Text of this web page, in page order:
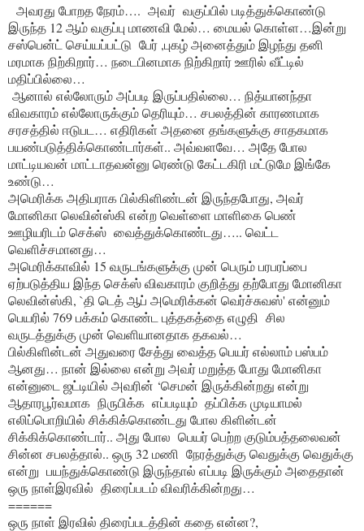
அவரது போறத நேரம்…. அவர் வகுப்பில் படித்துக்கொண்டு
இருந்த 12 ஆம் வகுப்பு மாணவி மேல்… மையல் கொள்ள…இன்று
சஸ்பென்ட் செய்யப்பட்டு பேர் ,புகழ் அனைத்தும் இழந்து தனி
மரமாக நிற்கிறார்… நடைபினமாக நிற்கிறார் ஊரில் வீட்டில்
மதிப்பில்லை…
ஆனால் எல்லோரும் அப்படி இருப்பதில்லை… நித்யானந்தா
விவகாரம் எல்லோருக்கும் தெரியும்… சபலத்தின் காரணமாக
சரசத்தில் ஈடுபட… எதிரிகள் அதனை தங்களுக்கு சாதகமாக
பயண்படுத்திக்கொண்டார்கள்.. அவ்வளவே… அதே போல
மாட்டியவன் மாட்டாதவன்னு ரெண்டு கேட்டகிரி மட்டுமே இங்கே
உண்டு…
அமெரிக்க அதிபராக பில்கிளிண்டன் இருந்தபோது, அவர்
மோனிகா லெவின்ஸ்கி என்ற வெள்ளை மாளிகை பெண்
ஊழியரிடம் செக்ஸ் வைத்துக்கொண்டது….. வெட்ட
வெளிச்சமானது…
அமெரிக்காவில் 15 வருடங்களுக்கு முன் பெரும் பரபரப்பை
ஏற்படுத்திய இந்த செக்ஸ் விவகாரம் குறித்து தற்போது மோனிகா
லெவின்ஸ்கி, `தி டெத் ஆப் அமெரிக்கன் வெர்ச்சுவஸ்' என்னும்
பெயரில் 769 பக்கம் கொண்ட புத்தகத்தை எழுதி சில
வருடத்துக்கு முன் வெளியானதாக தகவல்…
பில்கிளின்டன் அதுவரை சேத்து வைத்த பெயர் எல்லாம் பஸ்பம்
ஆனது… நான் இல்லை என்று அவர் மறுத்த போது மோனிகா
என்னுடை ஜட்டியில் அவரின் ‘செமன் இருக்கின்றது என்று
ஆதாரபூர்வமாக நிருபிக்க எப்படியும் தப்பிக்க முடியாமல்
எலிப்பொறியில் சிக்கிக்கொண்டது போல கிளின்டன்
சிக்கிக்கொண்டார்.. அது போல பெயர் பெற்ற குடும்பத்தலைவன்
சின்ன சபலத்தால்.. ஒரு 32 மணி நேரத்துக்கு வெதுக்கு வெதுக்கு
என்று பயந்துக்கொண்டு இருந்தால் எப்படி இருக்கும் அதைதான்
ஒரு நாள்இரவில் திரைப்படம் விவரிக்கின்றது…
======
ஒரு நாள் இரவில் திரைப்படத்தின் கதை என்ன?,